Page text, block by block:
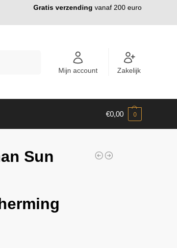
Gratis verzending vanaf 200 euro
Mijn account Zakelijk
€0,00 0
Sun